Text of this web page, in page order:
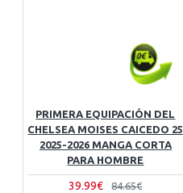
PRIMERA EQUIPACIÓN DEL
CHELSEA MOISES CAICEDO 25
2025-2026 MANGA CORTA
PARA HOMBRE
39.99€ 84.65€